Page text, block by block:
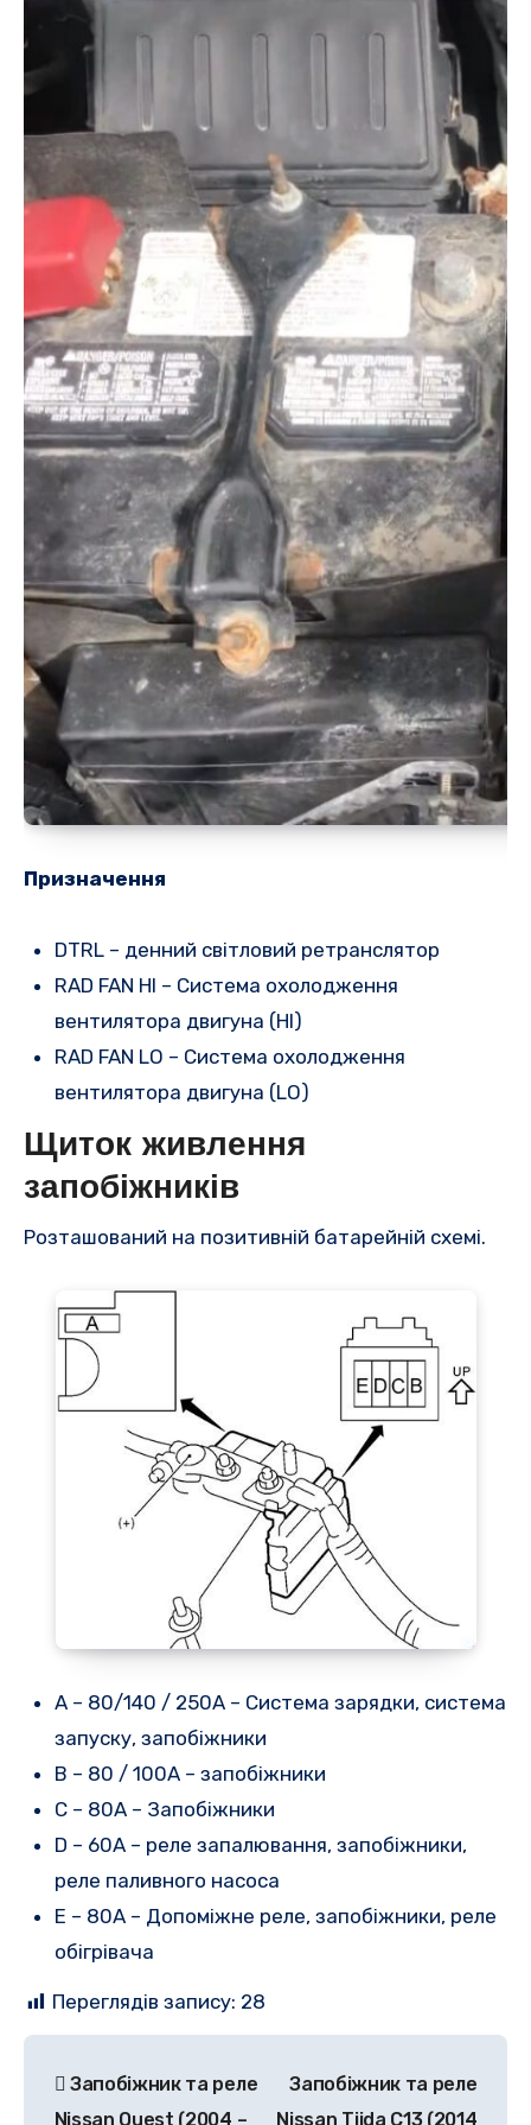
Призначення
DTRL – денний світловий ретранслятор
RAD FAN HI – Система охолодження
вентилятора двигуна (HI)
RAD FAN LO – Система охолодження
вентилятора двигуна (LO)
Щиток живлення
запобіжників
Розташований на позитивній батарейній схемі.
А – 80/140 / 250А – Система зарядки, система
запуску, запобіжники
B – 80 / 100A – запобіжники
C – 80A – Запобіжники
D – 60A – реле запалювання, запобіжники,
реле паливного насоса
E – 80A – Допоміжне реле, запобіжники, реле
обігрівача
Переглядів запису: 28
записів
Запобіжник та реле
Nissan Quest (2004 –
Запобіжник та реле
Nissan Tiida C13 (2014